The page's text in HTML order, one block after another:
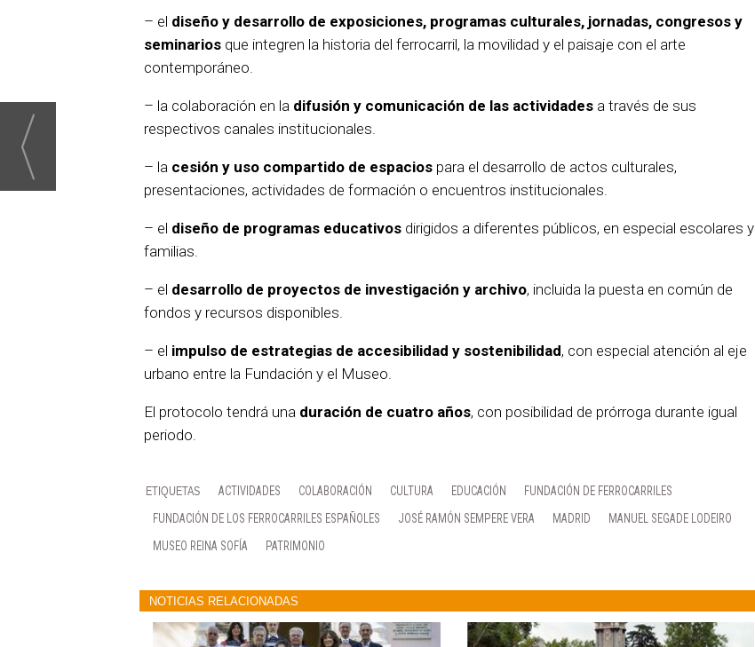
– el diseño y desarrollo de exposiciones, programas culturales, jornadas, congresos y
seminarios que integren la historia del ferrocarril, la movilidad y el paisaje con el arte
contemporáneo.
– la colaboración en la difusión y comunicación de las actividades a través de sus
respectivos canales institucionales.
– la cesión y uso compartido de espacios para el desarrollo de actos culturales,
presentaciones, actividades de formación o encuentros institucionales.
– el diseño de programas educativos dirigidos a diferentes públicos, en especial escolares y
familias.
– el desarrollo de proyectos de investigación y archivo, incluida la puesta en común de
fondos y recursos disponibles.
– el impulso de estrategias de accesibilidad y sostenibilidad, con especial atención al eje
urbano entre la Fundación y el Museo.
El protocolo tendrá una duración de cuatro años, con posibilidad de prórroga durante igual
periodo.
ACTIVIDADES COLABORACIÓN CULTURA EDUCACIÓN
FUNDACIÓN DE FERROCARRILES
FUNDACIÓN DE LOS FERROCARRILES ESPAÑOLES
JOSÉ RAMÓN SEMPERE VERA MADRID
MANUEL SEGADE LODEIRO
MUSEO REINA SOFÍA
PATRIMONIO
NOTICIAS RELACIONADAS